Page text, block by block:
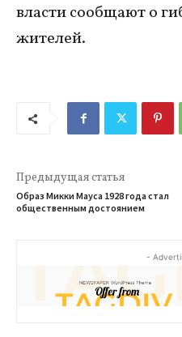
власти сообщают о
жителей.
Предыдущая статья
Образ Микки Мауса 1928 года стал
общественным достоянием
-